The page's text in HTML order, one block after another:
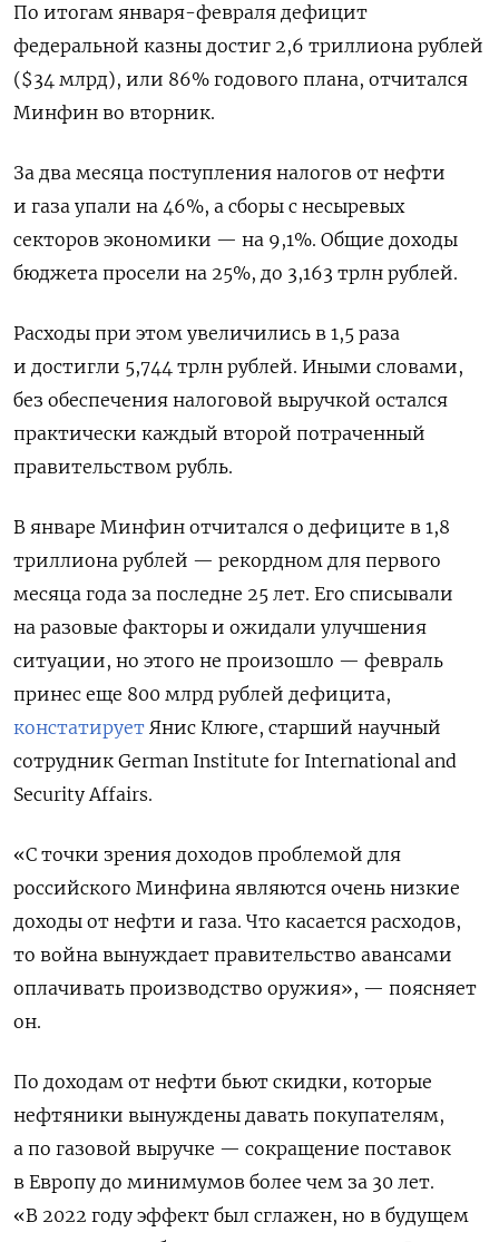
По итогам января-февраля дефицит
федеральной казны достиг 2,6 триллиона рублей
($34 млрд), или 86% годового плана, отчитался
Минфин во вторник.
За два месяца поступления налогов от нефти
и газа упали на 46%, а сборы с несыревых
секторов экономики — на 9,1%. Общие доходы
бюджета просели на 25%, до 3,163 трлн рублей.
Расходы при этом увеличились в 1,5 раза
и достигли 5,744 трлн рублей. Иными словами,
без обеспечения налоговой выручкой остался
практически каждый второй потраченный
правительством рубль.
В январе Минфин отчитался о дефиците в 1,8
триллиона рублей — рекордном для первого
месяца года за последне 25 лет. Его списывали
на разовые факторы и ожидали улучшения
ситуации, но этого не произошло — февраль
принес еще 800 млрд рублей дефицита,
констатирует Янис Клюге, старший научный
сотрудник German Institute for International and
Security Affairs.
«С точки зрения доходов проблемой для
российского Минфина являются очень низкие
доходы от нефти и газа. Что касается расходов,
то война вынуждает правительство авансами
оплачивать производство оружия», — поясняет
он.
По доходам от нефти бьют скидки, которые
нефтяники вынуждены давать покупателям,
а по газовой выручке — сокращение поставок
в Европу до минимумов более чем за 30 лет.
«В 2022 году эффект был сглажен, но в будущем